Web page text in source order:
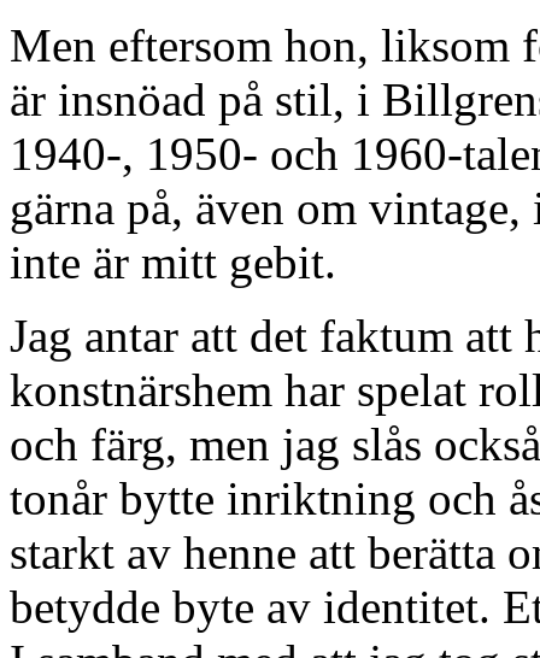
Men eftersom hon,
är insnöad på stil, i
1940-, 1950- och 1960-
gärna på, även om
inte är mitt gebit.
Jag antar att det faktum att
konstnärshem har spelat
och färg, men jag slås
tonår bytte inriktning och
starkt av henne att berätta
betydde byte av identitet.